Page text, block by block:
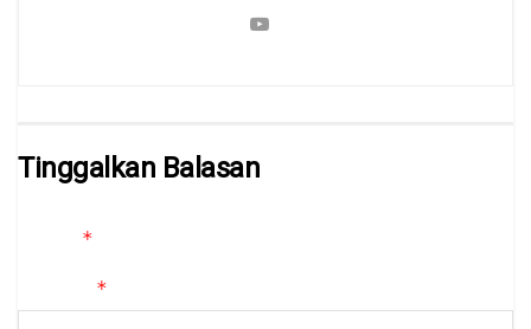
Tinggalkan Balasan
*
*